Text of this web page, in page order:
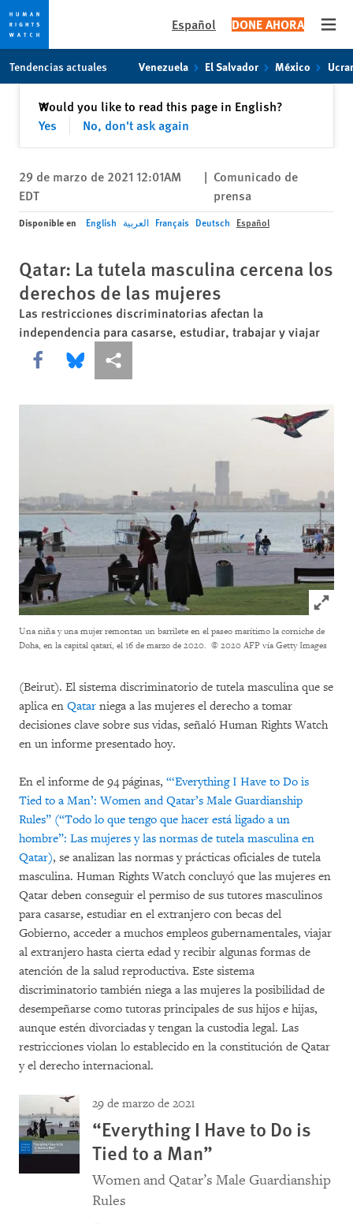
content
Español DONE AHORA
Tendencias actuales Venezuela El Salvador México
Would you like to read this page in English?
Yes
No, don't ask again
✕Cerrar
29 de marzo de 2021 12:01AM
EDT
| Comunicado de
prensa
Disponible en English العربية Français Deutsch Español
Qatar: La tutela masculina cercena los
derechos de las mujeres
Las restricciones discriminatorias afectan la
independencia para casarse, estudiar, trabajar y viajar
Share this via Facebook
Share this via Bluesky
Share this via Compartir
Click
Una niña y una mujer remontan un barrilete en el paseo marítimo la corniche de
Doha, en la capital qatarí, el 16 de marzo de 2020. © 2020 AFP vía Getty Images
(Beirut). El sistema discriminatorio de tutela masculina que se
aplica en Qatar niega a las mujeres el derecho a tomar
decisiones clave sobre sus vidas, señaló Human Rights Watch
en un informe presentado hoy.
En el informe de 94 páginas, “‘Everything I Have to Do is
Tied to a Man’: Women and Qatar’s Male Guardianship
Rules” (“Todo lo que tengo que hacer está ligado a un
hombre”: Las mujeres y las normas de tutela masculina en
Qatar), se analizan las normas y prácticas oficiales de tutela
masculina. Human Rights Watch concluyó que las mujeres en
Qatar deben conseguir el permiso de sus tutores masculinos
para casarse, estudiar en el extranjero con becas del
Gobierno, acceder a muchos empleos gubernamentales, viajar
al extranjero hasta cierta edad y recibir algunas formas de
atención de la salud reproductiva. Este sistema
discriminatorio también niega a las mujeres la posibilidad de
desempeñarse como tutoras principales de sus hijos e hijas,
aunque estén divorciadas y tengan la custodia legal. Las
restricciones violan lo establecido en la constitución de Qatar
y el derecho internacional.
29 de marzo de 2021
“Everything I Have to Do is
Tied to a Man”
Women and Qatar’s Male Guardianship
Rules